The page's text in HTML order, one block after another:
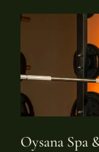
Oysana Spa